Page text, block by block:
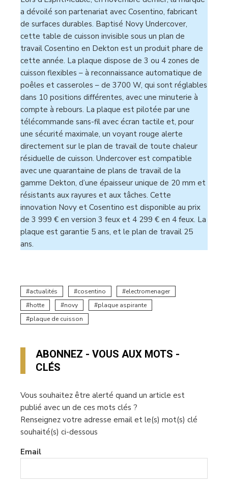
a dévoilé son partenariat avec Cosentino, fabricant
de surfaces durables. Baptisé Novy Undercover,
cette table de cuisson invisible sous un plan de
travail Cosentino en Dekton est un produit phare de
cette année. La plaque dispose de 3 ou 4 zones de
cuisson flexibles – à reconnaissance automatique de
poêles et casseroles – de 3700 W, qui sont réglables
dans 10 positions différentes, avec une minuterie à
compte à rebours. La plaque est pilotée par une
télécommande sans-fil avec écran tactile et, pour
une sécurité maximale, un voyant rouge alerte
directement sur le plan de travail de toute chaleur
résiduelle de cuisson. Undercover est compatible
avec une quarantaine de plans de travail de la
gamme Dekton, d’une épaisseur unique de 20 mm et
résistants aux rayures et aux tâches. Cette
innovation Novy et Cosentino est disponible au prix
de 3 999 € en version 3 feux et 4 299 € en 4 feux. La
plaque est garantie 5 ans, et le plan de travail 25
ans.
actualités cosentino
electromenager
hotte
novy
plaque aspirante
plaque de cuisson
ABONNEZ - VOUS AUX MOTS -
CLÉS
Vous souhaitez être alerté quand un article est
publié avec un de ces mots clés ?
Renseignez votre adresse email et le(s) mot(s) clé
souhaité(s) ci-dessous
Email